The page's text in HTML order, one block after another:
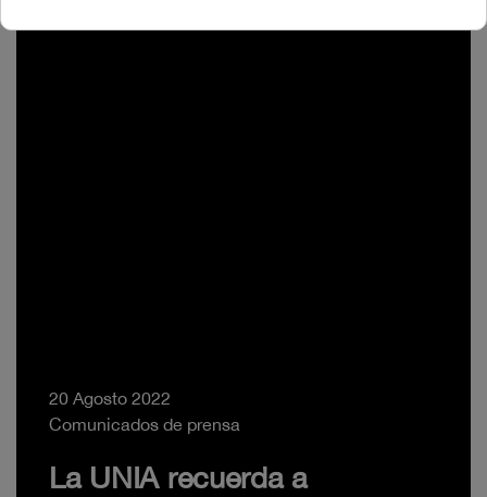
20 Agosto 2022
Comunicados de prensa
La UNIA recuerda a